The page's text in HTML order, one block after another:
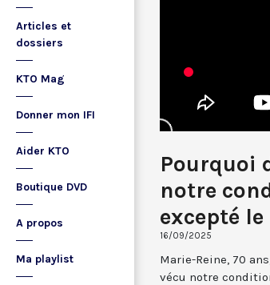
Articles et
dossiers
KTO Mag
Donner mon IFI
Aider KTO
Boutique DVD
A propos
Ma playlist
Pourquoi
notre
excepté le
16/09/2025
Marie-Reine, 70
vécu notre